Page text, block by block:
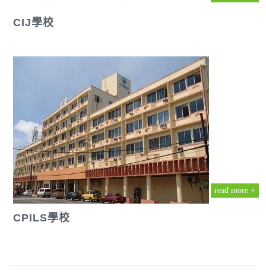
CIJ學校
read more +
CPILS學校